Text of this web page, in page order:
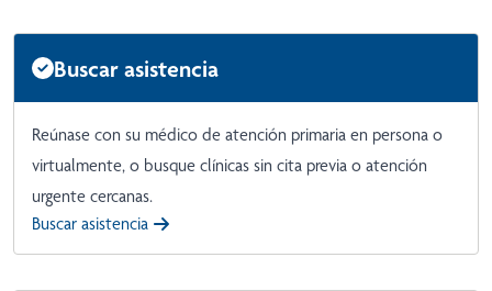
Buscar asistencia
Reúnase con su médico de atención primaria en persona o
virtualmente, o busque clínicas sin cita previa o atención
urgente cercanas.
Buscar asistencia